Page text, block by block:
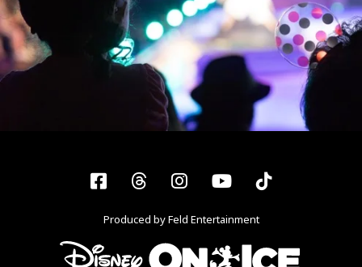
Facebook
ThreadsInstagram
YouTubeTiktok
Produced by Feld Entertainment